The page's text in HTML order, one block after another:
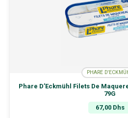
PHARE
Phare D’Eckmühl Filets De
79G
67,00 Dhs